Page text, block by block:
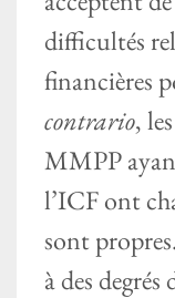
difficultés
financières
contrario,
MMPP
l’ICF ont
sont
à des